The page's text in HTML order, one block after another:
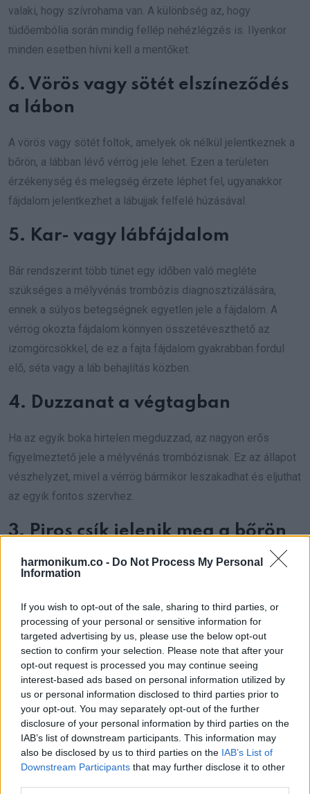
harmonikum.co - Do Not Process My Personal
Information
If you wish to opt-out of the sale, sharing to third parties, or
processing of your personal or sensitive information for
targeted advertising by us, please use the below opt-out
section to confirm your selection. Please note that after your
opt-out request is processed you may continue seeing
interest-based ads based on personal information utilized by
us or personal information disclosed to third parties prior to
your opt-out. You may separately opt-out of the further
disclosure of your personal information by third parties on the
IAB’s list of downstream participants. This information may
also be disclosed by us to third parties on the IAB’s List of
Downstream Participants that may further disclose it to other
valaki, hogy szívrohama van. A különbség az, hogy
tüdőembólia során mindig fellép nehézlégzés is. Ilyenkor
minden esetben hívni kell a mentőket.
6. Vörös vagy sötét elszíneződés
a lábon
A vörös vagy sötét foltok, amelyek ok nélkül jelentkeznek a
bőrön, a lábban lévő vérrög jele lehet. Ezen a területen
érzékenység és melegség érzete léphet fel, ugyanakkor
fájdalom jelentkezhet a lábujjak felfelé húzásával.
5. Kar- vagy lábfájdalom
Bár rendszerint több tünet egy időben való megléte
szükséges a mélyvénás trombózis diagnosztizálására,
ennek a súlyos betegségnek egyetlen jele a fájdalom. A
vérrög okozta fájdalom könnyen összetéveszthető az
izomgörcsökkel, de ez a fajta fájdalom gyakrabban fordul
elő, séta vagy a láb behajlítás közben.
4. Duzzanat a végtagban
Ha az egyik boka hirtelen megduzzad, az nagyon erős
figyelmeztető jele a mélyvénás trombózisnak. Ez az állapot
vészhelyzet, mivel a vérrög bármikor leszakadhat és eljuthat
az egyik fontos szervhez.
3. Piros csík jelenik meg a bőrön
Azt vetted észre, hogy egy vörös csík jelent meg a bőrödön
Lehetséges, hogy nem egy egyszerű zúzódásról van szó,
hanem orvosi ellátásra van szükség.
2. Hányás
A hányás annak a jele lehet, hogy a vérrög a hasi területen
található. Ezt az állapotot mezenterikus iszkémiának
nevezik, és általában a hasi területen fellépő súlyos
fájdalommal párosul. Ha a belek nem jutnak elég oxigénhez,
akkor hányingert tapasztalhatunk, és a vér jelenhet meg a